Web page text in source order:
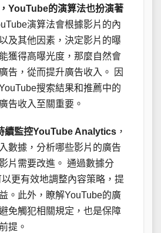
YouTube的演算法也扮演著
演算法會根據影片的內
及其他因素，決定影片的曝
獲得高曝光度，那麼自然會
告，從而提升廣告收入。 因
搜索結果和推薦中的
告收入至關重要。
續監控YouTube Analytics ，
數據，分析哪些影片的廣告
片需要改進。 通過數據分
更有效地調整內容策略，提
。此外，瞭解YouTube的廣
免觸犯相關規定，也是保障
提。